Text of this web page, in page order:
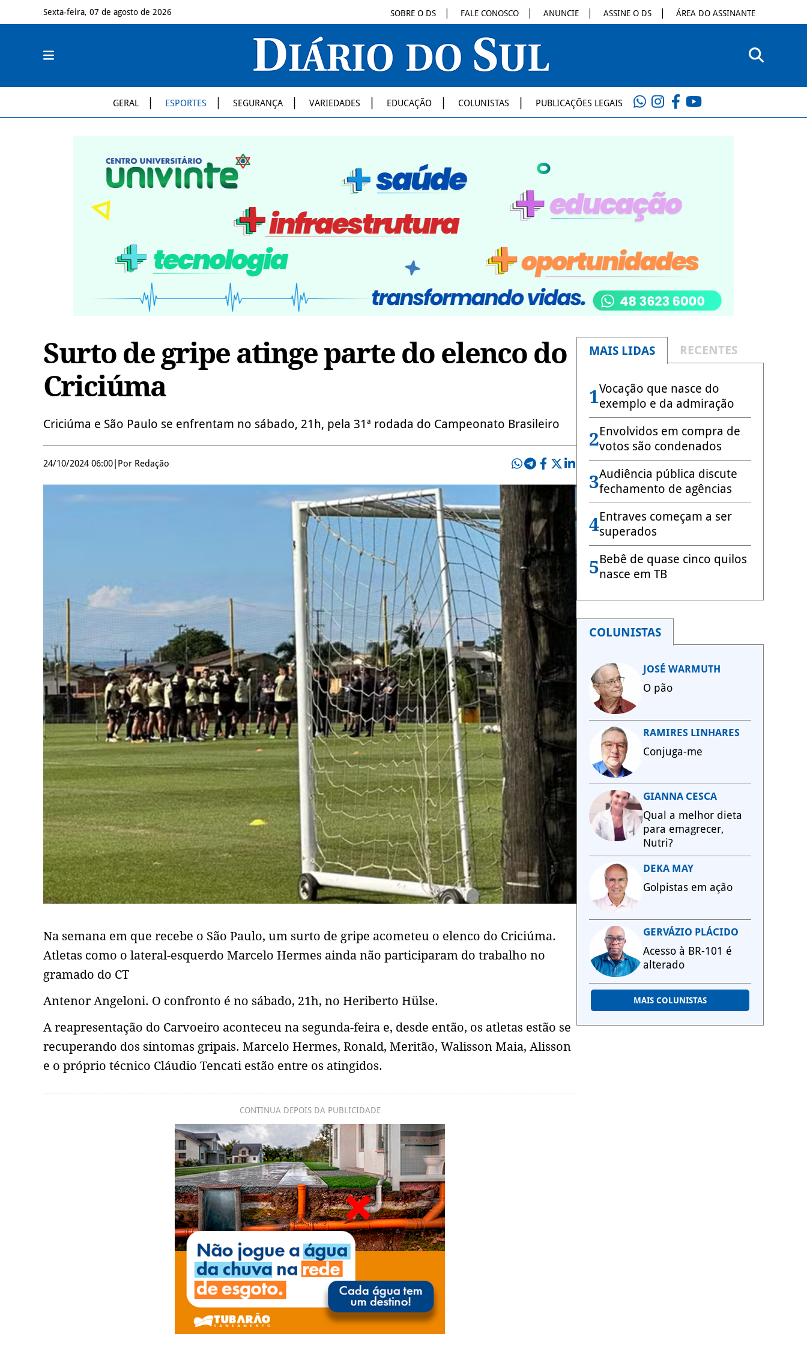
Sexta-feira, 07 de agosto de 2026 SOBRE O DS FALE CONOSCO ANUNCIE ASSINE O DS ÁREA DO ASSINANTE
GERAL ESPORTES SEGURANÇA VARIEDADES EDUCAÇÃO COLUNISTAS PUBLICAÇÕES LEGAIS
Surto de gripe atinge parte do elenco do
Criciúma
Criciúma e São Paulo se enfrentam no sábado, 21h, pela 31ª rodada do Campeonato Brasileiro
24/10/2024 06:00 Por Redação
Na semana em que recebe o São Paulo, um surto de gripe acometeu o elenco do Criciúma.
Atletas como o lateral-esquerdo Marcelo Hermes ainda não participaram do trabalho no
gramado do CT
Antenor Angeloni. O confronto é no sábado, 21h, no Heriberto Hülse.
A reapresentação do Carvoeiro aconteceu na segunda-feira e, desde então, os atletas estão se
recuperando dos sintomas gripais. Marcelo Hermes, Ronald, Meritão, Walisson Maia, Alisson
e o próprio técnico Cláudio Tencati estão entre os atingidos.
CONTINUA DEPOIS DA PUBLICIDADE
MAIS LIDAS RECENTES
1Vocação que nasce do
exemplo e da admiração
2Envolvidos em compra de
votos são condenados
3Audiência pública discute
fechamento de agências
4Entraves começam a ser
superados
5Bebê de quase cinco quilos
nasce em TB
COLUNISTAS
JOSÉ WARMUTH
O pão
RAMIRES LINHARES
Conjuga-me
GIANNA CESCA
Qual a melhor dieta
para emagrecer,
Nutri?
DEKA MAY
Golpistas em ação
GERVÁZIO PLÁCIDO
Acesso à BR-101 é
alterado
MAIS COLUNISTAS